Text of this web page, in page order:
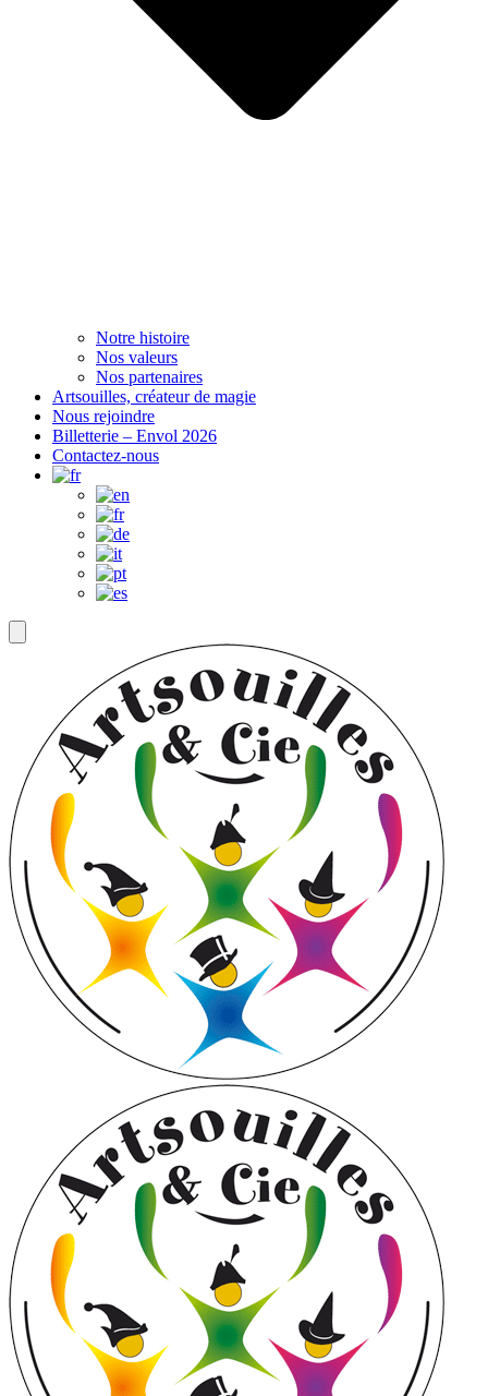
Notre histoire
Nos valeurs
Nos partenaires
Artsouilles, créateur de magie
Nous rejoindre
Billetterie – Envol 2026
Contactez-nous